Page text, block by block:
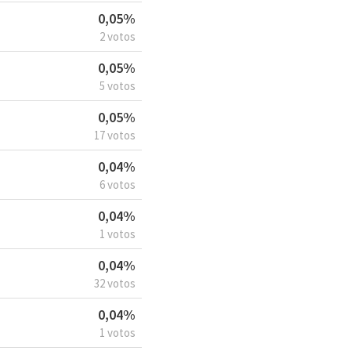
0,05%
2 votos
0,05%
5 votos
0,05%
17 votos
0,04%
6 votos
0,04%
1 votos
0,04%
32 votos
0,04%
1 votos